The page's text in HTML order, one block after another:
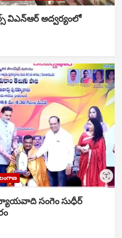
విఎన్ఆర్ అద్వర్యంలో
న్యాయవాది సంగెం సుధీర్